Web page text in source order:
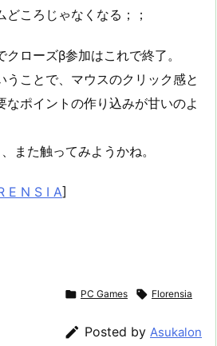
ころじゃなくなる；；
ローズβ参加はこれで終了。
うことで、マウスのクリック感と
なポイントの作り込みが甘いのよ
また触ってみようかね。
E N S I A]
 PC Games  Florensia
 Posted by Asukalon